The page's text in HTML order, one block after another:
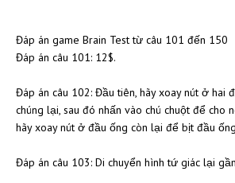
Đáp án game Brain Test từ câu 101 đến 150
Đáp án câu 101: 12$.
Đáp án câu 102: Đầu tiên, hãy xoay nút ở hai
chúng lại, sau đó nhấn vào chú chuột để cho
hãy xoay nút ở đầu ống còn lại để bịt đầu
Đáp án câu 103: Di chuyển hình tứ giác lại